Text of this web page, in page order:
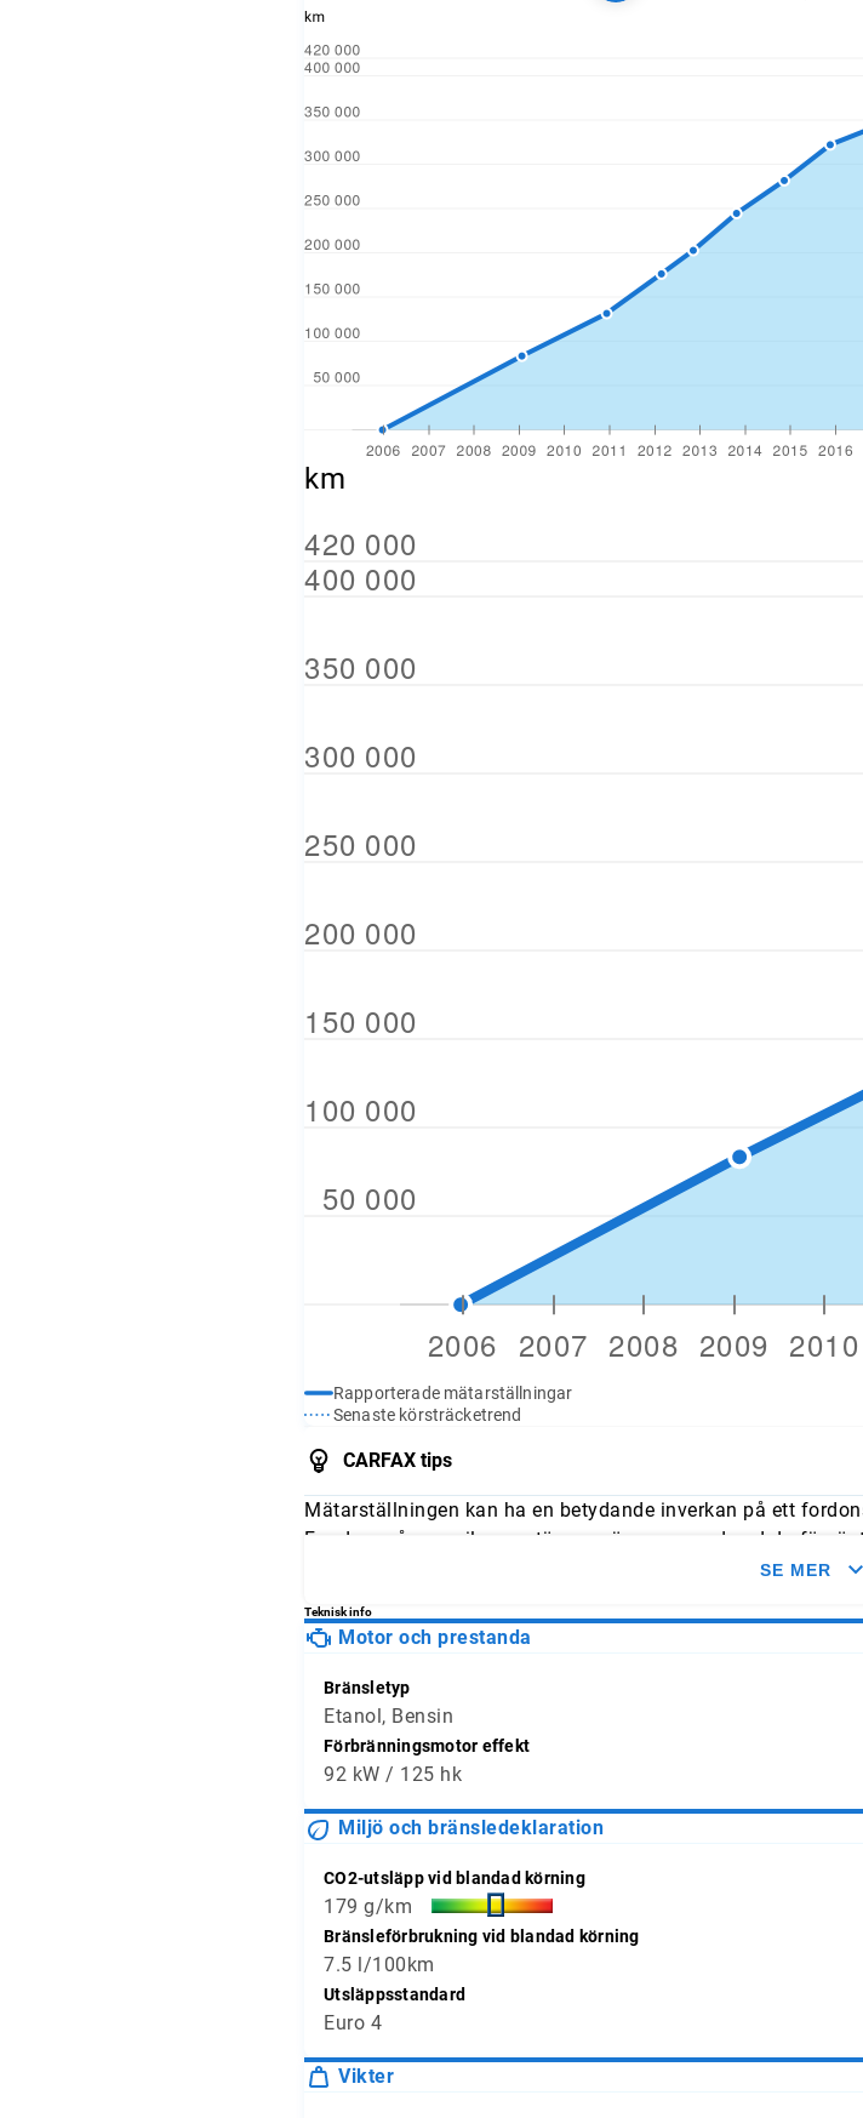
Rapporterade mätarställningar
Senaste körsträcketrend
CARFAX tips
Mätarställningen kan ha en betydande inverkan på ett
Fundera på om mileage stämmer överens med vad du
och jämför avläsningarna med typliga årliga genomsnitt.
SE MER
Teknisk info
Motor och prestanda
Bränsletyp
Etanol, Bensin
Förbränningsmotor effekt
92 kW / 125 hk
Miljö och bränsledeklaration
CO2-utsläpp vid blandad körning
179 g/km
Bränsleförbrukning vid blandad körning
7.5 l/100km
Utsläppsstandard
Euro 4
Vikter